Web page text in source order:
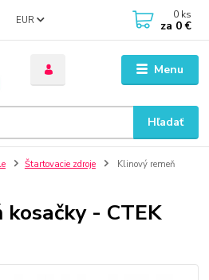
Menu
EUR
Hľadať
0 ks
za 0 €
Štartovacie zdroje
Klinový remeň
- CTEK